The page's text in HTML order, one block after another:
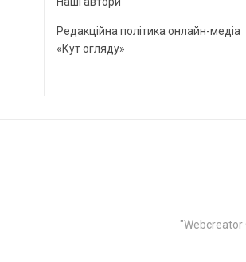
Редакційна політика онлайн-медіа
«Кут огляду»